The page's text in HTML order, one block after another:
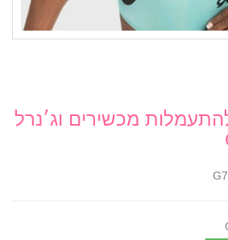
מכשירים וג׳נרל